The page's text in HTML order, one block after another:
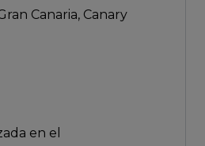
Canaria, Canary
en el